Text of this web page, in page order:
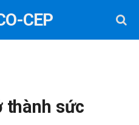
CEP
thành sức